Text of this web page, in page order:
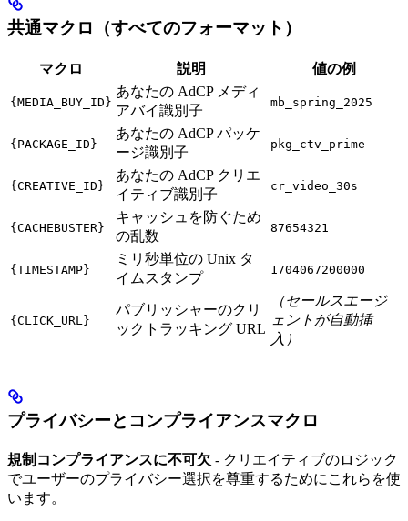
共通マクロ（すべてのフォーマット）
マクロ 説明 値の例
{MEDIA_BUY_ID}
あなたの AdCP メディ
アバイ識別子
mb_spring_2025
{PACKAGE_ID}
あなたの AdCP パッケ
ージ識別子
pkg_ctv_prime
{CREATIVE_ID}
あなたの AdCP クリエ
イティブ識別子
cr_video_30s
{CACHEBUSTER}
キャッシュを防ぐため
の乱数
87654321
{TIMESTAMP}
ミリ秒単位の Unix タ
イムスタンプ
1704067200000
{CLICK_URL}
パブリッシャーのクリ
ックトラッキング URL
（セールスエージ
ェントが自動挿
入）
プライバシーとコンプライアンスマクロ
規制コンプライアンスに不可欠 - クリエイティブのロジック
でユーザーのプライバシー選択を尊重するためにこれらを使
います。